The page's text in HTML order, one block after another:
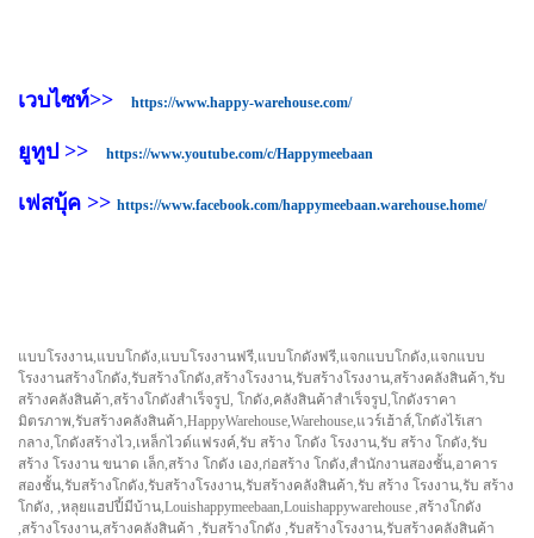
เวบไซท์>> https://www.happy-warehouse.com/
ยูทูป >> https://www.youtube.com/c/Happymeebaan
เฟสบุ้ค >> https://www.facebook.com/happymeebaan.warehouse.home/
แบบโรงงาน,แบบโกดัง,แบบโรงงานฟรี,แบบโกดังฟรี,แจกแบบโกดัง,แจกแบบ
โรงงานสร้างโกดัง,รับสร้างโกดัง,สร้างโรงงาน,รับสร้างโรงงาน,สร้างคลังสินค้า,รับ
สร้างคลังสินค้า,สร้างโกดังสำเร็จรูป, โกดัง,คลังสินค้าสำเร็จรูป,โกดังราคา
มิตรภาพ,รับสร้างคลังสินค้า,HappyWarehouse,Warehouse,แวร์เฮ้าส์,โกดังไร้เสา
กลาง,โกดังสร้างไว,เหล็กไวด์แฟรงค์,รับ สร้าง โกดัง โรงงาน,รับ สร้าง โกดัง,รับ
สร้าง โรงงาน ขนาด เล็ก,สร้าง โกดัง เอง,ก่อสร้าง โกดัง,สำนักงานสองชั้น,อาคาร
สองชั้น,รับสร้างโกดัง,รับสร้างโรงงาน,รับสร้างคลังสินค้า,รับ สร้าง โรงงาน,รับ สร้าง
โกดัง, ,หลุยแฮปปี้มีบ้าน,Louishappymeebaan,Louishappywarehouse ,สร้างโกดัง
,สร้างโรงงาน,สร้างคลังสินค้า ,รับสร้างโกดัง ,รับสร้างโรงงาน,รับสร้างคลังสินค้า